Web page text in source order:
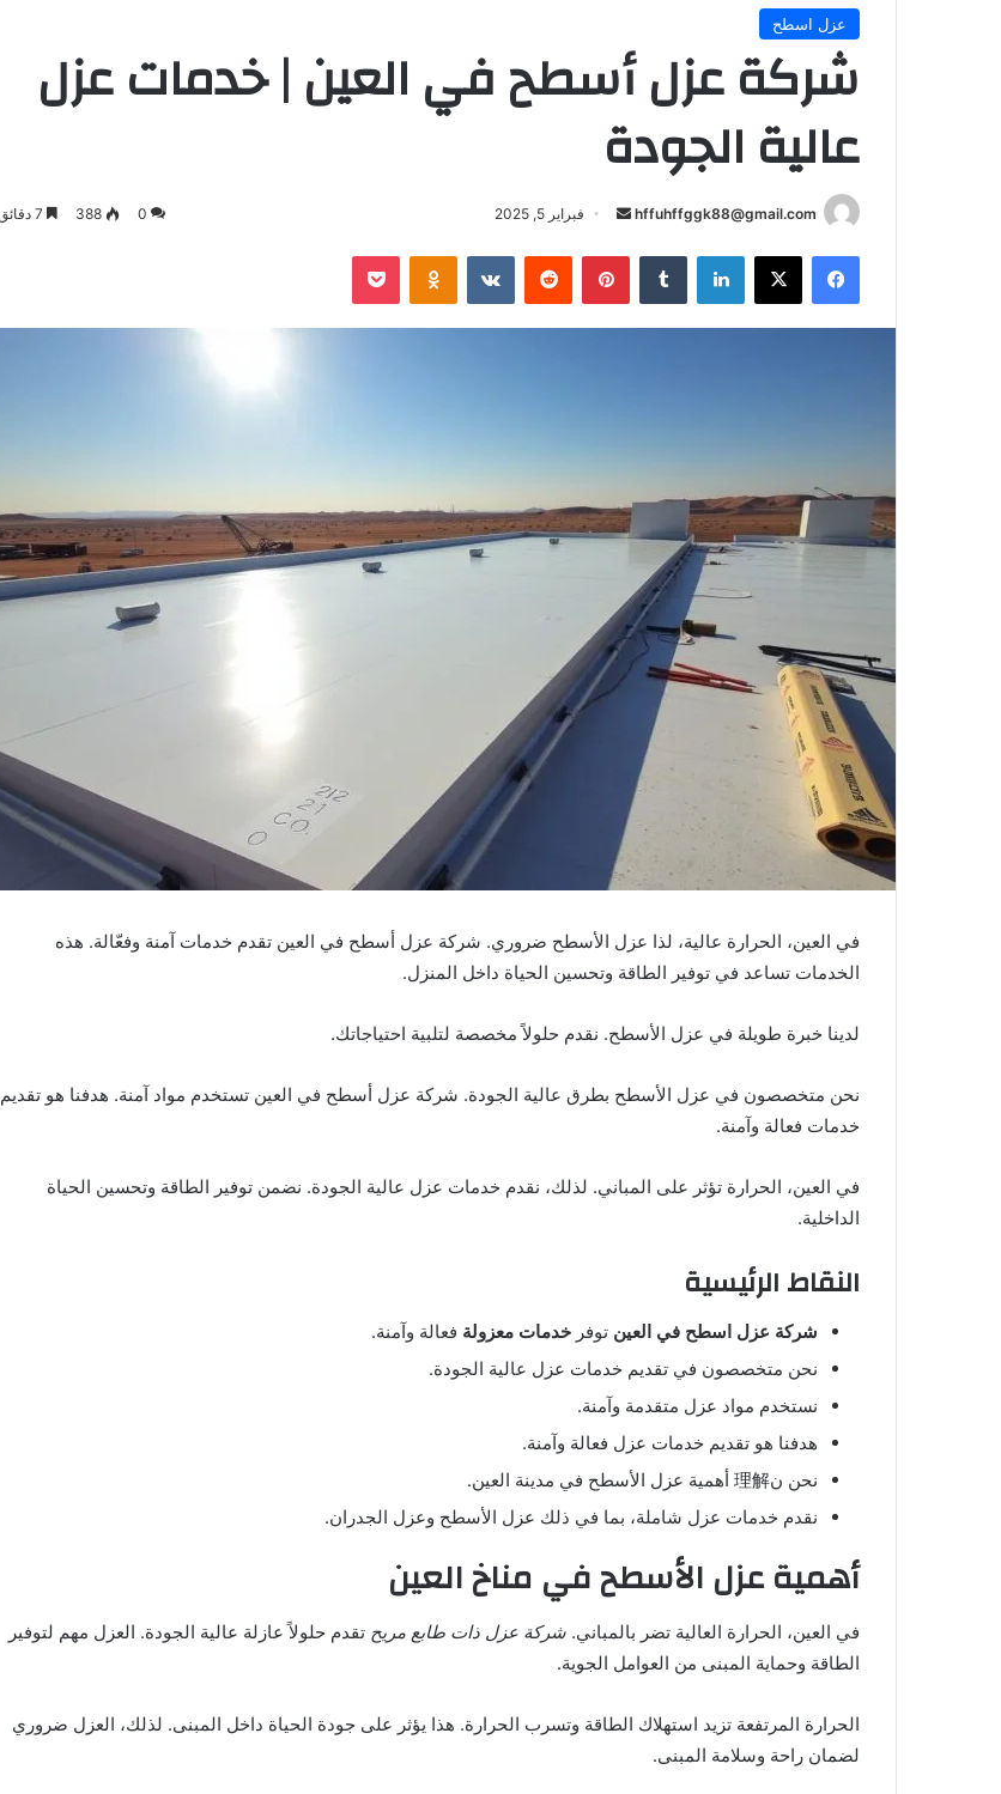
عزل اسطح
شركة عزل أسطح في العين | خدمات عزل
عالية الجودة
hffuhffggk88@gmail.com
أرسل
إلكترونيا
فبراير 5, 2025 0
388
فيسبوك ‫X لينكدإن بينتيريست Odnoklassniki
‫Pocket
في العين، الحرارة عالية، لذا عزل الأسطح ضروري. شركة عزل أسطح في العين تقدم خدمات آمنة وفعّالة. هذه
الخدمات تساعد في توفير الطاقة وتحسين الحياة داخل المنزل.
لدينا خبرة طويلة في عزل الأسطح. نقدم حلولاً مخصصة لتلبية احتياجاتك.
نحن متخصصون في عزل الأسطح بطرق عالية الجودة. شركة عزل أسطح في العين تستخدم مواد آمنة. هدفنا هو تقديم
خدمات فعالة وآمنة.
في العين، الحرارة تؤثر على المباني. لذلك، نقدم خدمات عزل عالية الجودة. نضمن توفير الطاقة وتحسين الحياة
الداخلية.
النقاط الرئيسية
شركة عزل اسطح في العين توفر خدمات معزولة فعالة وآمنة.
نحن متخصصون في تقديم خدمات عزل عالية الجودة.
نستخدم مواد عزل متقدمة وآمنة.
هدفنا هو تقديم خدمات عزل فعالة وآمنة.
نحن ن理解 أهمية عزل الأسطح في مدينة العين.
نقدم خدمات عزل شاملة، بما في ذلك عزل الأسطح وعزل الجدران.
أهمية عزل الأسطح في مناخ العين
في العين، الحرارة العالية تضر بالمباني. شركة عزل ذات طابع مريح تقدم حلولاً عازلة عالية الجودة. العزل مهم لتوفير
الطاقة وحماية المبنى من العوامل الجوية.
الحرارة المرتفعة تزيد استهلاك الطاقة وتسرب الحرارة. هذا يؤثر على جودة الحياة داخل المبنى. لذلك، العزل ضروري
لضمان راحة وسلامة المبنى.